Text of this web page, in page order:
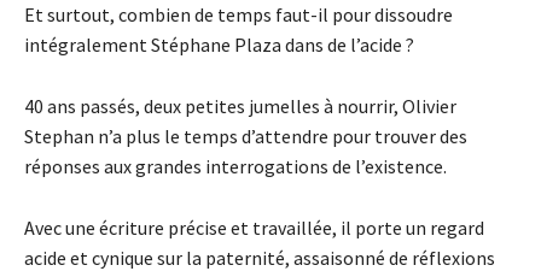
Et surtout, combien de temps faut-il pour dissoudre
intégralement Stéphane Plaza dans de l’acide ?
40 ans passés, deux petites jumelles à nourrir, Olivier
Stephan n’a plus le temps d’attendre pour trouver des
réponses aux grandes interrogations de l’existence.
Avec une écriture précise et travaillée, il porte un regard
acide et cynique sur la paternité, assaisonné de réflexions